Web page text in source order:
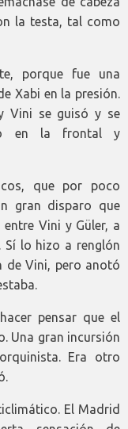
la testa, tal como
porque fue una
Xabi en la presión.
Vini se guisó y se
en la frontal y
que por poco
gran disparo que
Vini y Güler, a
lo hizo a renglón
de Vini, pero anotó
pensar que el
Una gran incursión
Era otro
El Madrid